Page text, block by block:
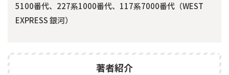
5100番代、227系1000番代、117系7000番代（WEST
EXPRESS 銀河）
著者紹介